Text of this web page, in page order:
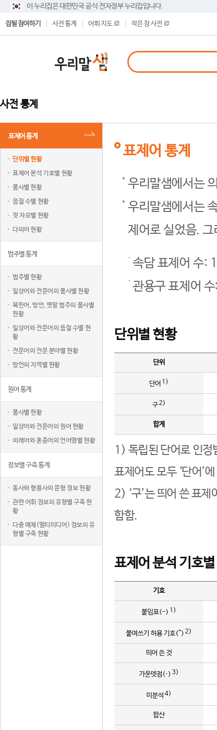
이 누리집은 대한민국 공식 전자정부 누리집입니다.
집필 참여하기 사전 통계 어휘 지도 작은 창 사전
사전 통계
표제어 통계
단위별 현황
표제어 분석 기호별 현황
품사별 현황
음절 수별 현황
첫 자모별 현황
다의어 현황
범주별 통계
범주별 현황
일상어와 전문어의 품사별 현황
북한어, 방언, 옛말 범주의 품사별
현황
일상어와 전문어의 음절 수별 현
황
전문어의 전문 분야별 현황
방언의 지역별 현황
원어 통계
품사별 현황
일상어와 전문어의 원어 현황
외래어와 혼종어의 언어명별 현황
정보별 구축 통계
동사와 형용사의 문형 정보 현황
관련 어휘 정보의 유형별 구축 현
황
다중 매체(멀티미디어) 정보의 유
형별 구축 현황
표제어 통계
우리말샘에서는
우리말샘에서는
제어로 실었음.
속담 표제어 수:
관용구 표제어
단위별 현황
단위
단어 1)
구2)
합계
1) 독립된 단어로 인정
표제어도 모두 ‘단어’
2) ‘구’는 띄어 쓴 표
함함.
표제어 분석 기호
기호
붙임표(-) 1)
붙여쓰기 허용 기호(^) 2)
띄어 쓴 것
가운뎃점(·) 3)
미분석 4)
합산